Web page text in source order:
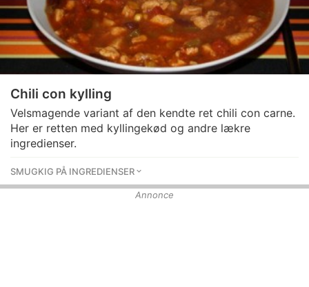
Chili con kylling
Velsmagende variant af den kendte ret chili con carne.
Her er retten med kyllingekød og andre lækre
ingredienser.
SMUGKIG PÅ INGREDIENSER
Annonce